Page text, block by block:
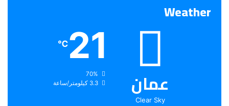
Weather
عمان
Clear Sky
21
℃
الرطوبة:
الرياح: